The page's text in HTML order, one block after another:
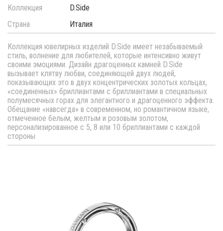
Коллекция
D.Side
Страна
Италия
Коллекция ювелирных изделий D.Side имеет незабываемый
стиль, волнение для любителей, которые интенсивно живут
своими эмоциями. Дизайн драгоценных камней D.Side
вызывает клятву любви, соединяющей двух людей,
показывающих это в двух концентрических золотых кольцах,
«соединенных» бриллиантами с бриллиантами в специальных
полумесячных горах для элегантного и драгоценного эффекта.
Обещание «навсегда» в современном, но романтичном языке,
отмеченное белым, желтым и розовым золотом,
персонализированное с 5, 8 или 10 бриллиантами с каждой
стороны